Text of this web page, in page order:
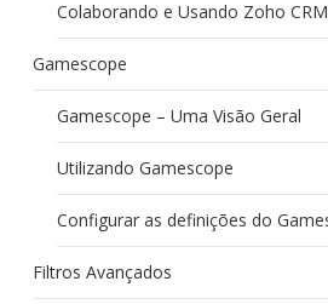
Colaborando e Usando Zoho
Gamescope
Gamescope – Uma Visão Geral
Utilizando Gamescope
Configurar as definições do
Filtros Avançados